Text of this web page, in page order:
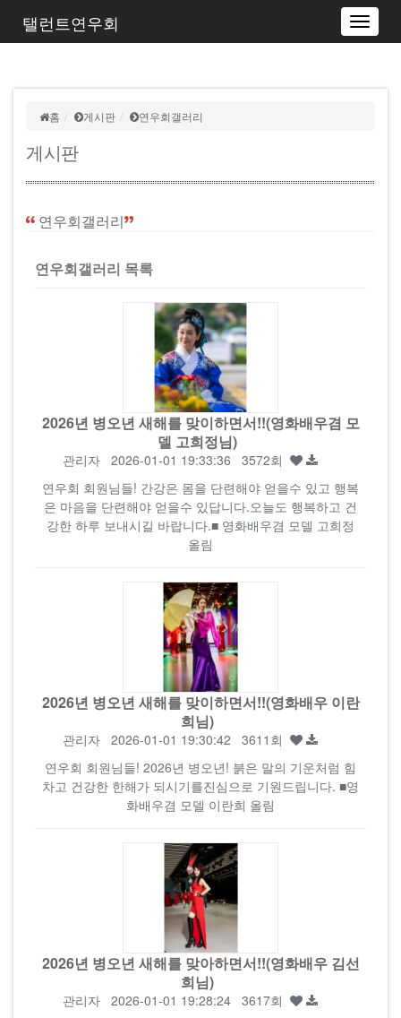
Toggle
탤런트연우회
홈 게시판 연우회갤러리
게시판
연우회갤러리
연우회갤러리 목록
2026년 병오년 새해를 맞이하면서!!(영화배우겸 모
델 고희정님)
관리자2026-01-01 19:33:36 3572회
연우회 회원님들! 간강은 몸을 단련해야 얻을수 있고 행복
은 마음을 단련해야 얻을수 있답니다.오늘도 행복하고 건
강한 하루 보내시길 바랍니다.■ 영화배우겸 모델 고희정
올림
2026년 병오년 새해를 맞이하면서!!(영화배우 이란
희님)
관리자2026-01-01 19:30:42 3611회
연우회 회원님들! 2026년 병오년! 붉은 말의 기운처럼 힘
차고 건강한 한해가 되시기를진심으로 기원드립니다. ■영
화배우겸 모델 이란희 올림
2026년 병오년 새해를 맞아하면서!!(영화배우 김선
희님)
관리자2026-01-01 19:28:24 3617회